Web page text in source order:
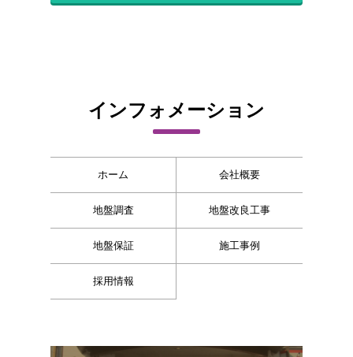
インフォメーション
ホーム 会社概要
地盤調査 地盤改良工事
地盤保証 施工事例
採用情報